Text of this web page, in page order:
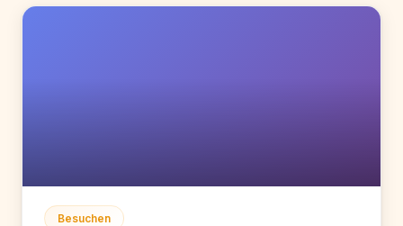
Besuchen